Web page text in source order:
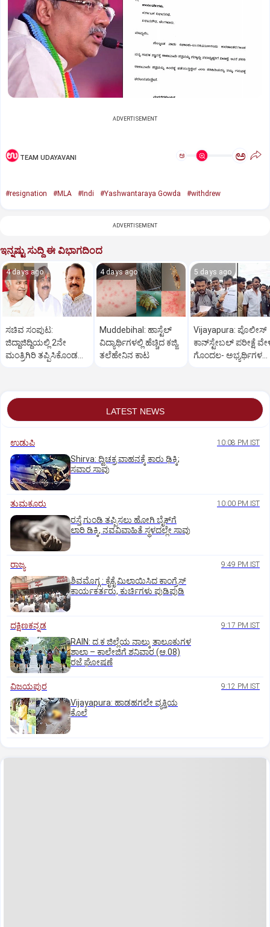
ADVERTISEMENT
TEAM UDAYAVANI ಅ ಅ
#resignation #MLA #Indi #Yashwantaraya Gowda #withdrew
ADVERTISEMENT
ಇನ್ನಷ್ಟು ಸುದ್ದಿ ಈ ವಿಭಾಗದಿಂದ
4 days ago
ಸಚಿವ ಸಂಪುಟ:
ಜಿದ್ದಾಜಿದ್ದಿಯಲ್ಲಿ 2ನೇ
ಮಂತ್ರಿಗಿರಿ ತಪ್ಪಿಸಿಕೊಂಡ
4 days ago
Muddebihal: ಹಾಸ್ಟೆಲ್
ವಿದ್ಯಾರ್ಥಿಗಳಲ್ಲಿ ಹೆಚ್ಚಿದ ಕಜ್ಜಿ,
ತಲೆಹೇನಿನ ಕಾಟ
5 days ago
Vijayapura: ಪೊಲೀಸ್
ಕಾನ್‌ಸ್ಟೇಬಲ್ ಪರೀಕ್ಷೆ
ಗೊಂದಲ- ಅಭ್ಯರ್ಥಿಗಳ‌‌
LATEST NEWS
ಉಡುಪಿ 10:08 PM IST
Shirva: ದ್ವಿಚಕ್ರ ವಾಹನಕ್ಕೆ ಕಾರು ಢಿಕ್ಕಿ;
ಸವಾರ ಸಾವು
ತುಮಕೂರು 10:00 PM IST
ರಸ್ತೆ ಗುಂಡಿ ತಪ್ಪಿಸಲು ಹೋಗಿ ಬೈಕ್‌ಗೆ
ಲಾರಿ ಡಿಕ್ಕಿ, ನವವಿವಾಹಿತೆ ಸ್ಥಳದಲ್ಲೇ ಸಾವು
ರಾಜ್ಯ 9:49 PM IST
ಶಿವಮೊಗ್ಗ : ಕೈಕೈ ಮಿಲಾಯಿಸಿದ ಕಾಂಗ್ರೆಸ್
ಕಾರ್ಯಕರ್ತರು, ಕುರ್ಚಿಗಳು ಪುಡಿಪುಡಿ
ದಕ್ಷಿಣಕನ್ನಡ 9:17 PM IST
RAIN: ದ.ಕ ಜಿಲ್ಲೆಯ ನಾಲ್ಕು ತಾಲೂಕುಗಳ
ಶಾಲಾ – ಕಾಲೇಜಿಗೆ ಶನಿವಾರ (ಆ.08)
ರಜೆ ಘೋಷಣೆ
ವಿಜಯಪುರ 9:12 PM IST
Vijayapura: ಹಾಡಹಗಲೇ ವ್ಯಕ್ತಿಯ
ಕೊಲೆ